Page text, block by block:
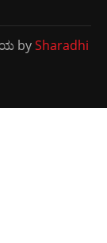
bySharadhi